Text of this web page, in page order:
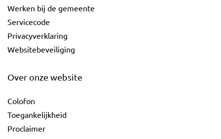
Werken bij de gemeente
Servicecode
Privacyverklaring
Websitebeveiliging
Over onze website
Colofon
Toegankelijkheid
Proclaimer